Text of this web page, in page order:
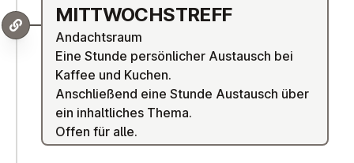
MIT­TWOCH­STREFF
Andachtsraum
Eine Stunde persönlicher Austausch bei
Kaffee und Kuchen.
Anschließend eine Stunde Austausch über
ein inhaltliches Thema.
Offen für alle.